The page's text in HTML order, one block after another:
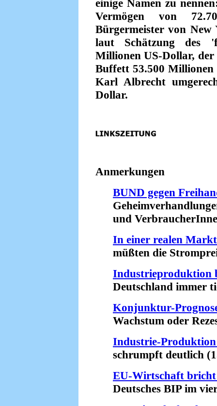
einige Namen zu
Vermögen von
Bürgermeister von
laut Schätzung des
Millionen US-Dollar,
Buffett 53.500
Karl Albrecht
Dollar.
Anmerkungen
BUND gegen
und
In einer realen
müßten die
Industrieproduktion
Deutschland immer
Konjunktur-
Wachstum oder
Industrie-
schrumpft deutlich
EU-Wirtschaft
Deutsches BIP im